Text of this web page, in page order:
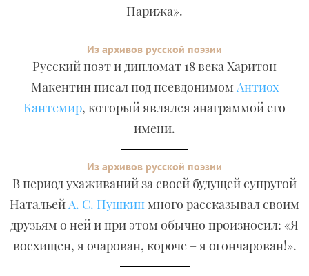
Парижа».
Из архивов русской поэзии
Русский поэт и дипломат 18 века Харитон
Макентин писал под псевдонимом Антиох
Кантемир, который являлся анаграммой его
имени.
Из архивов русской поэзии
В период ухаживаний за своей будущей супругой
НатальейА. С. Пушкинмного рассказывал своим
друзьям о ней и при этом обычно произносил: «Я
восхищен, я очарован, короче – я огончарован!».